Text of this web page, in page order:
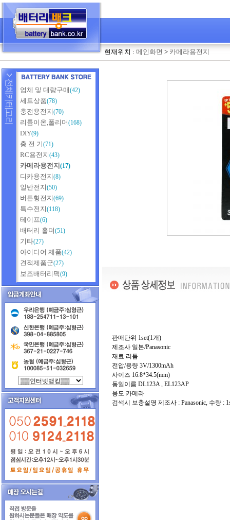
현재위치 : 메인화면 > 카메라용전지
업체 및 대량구매(42)
세트상품(78)
충전용전지(70)
리튬이온,폴리머(168)
DIY(9)
충 전 기(71)
RC용전지(43)
카메라용전지 (17)
디카용전지(8)
일반전지(50)
버튼형전지(69)
특수전지(118)
테이프(6)
배터리 홀더(51)
기타(27)
아이디어 제품(42)
견적제품군(27)
보조배터리팩(9)
판매단위 1set(1개)
제조사 일본/Panasonic
재료 리튬
전압/용량 3V/1300mAh
사이즈 16.8*34.5(mm)
동일이름 DL123A , EL123AP
용도 카메라
검색시 보충설명 제조사 : Panasonic, 수량 :